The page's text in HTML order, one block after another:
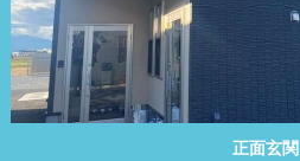
正面玄関